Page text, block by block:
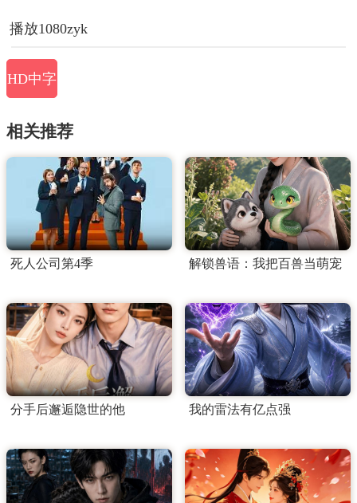
播放1080zyk
HD中字
相关推荐
死人公司第4季 解锁兽语：我把百兽当萌宠
分手后邂逅隐世的他 我的雷法有亿点强